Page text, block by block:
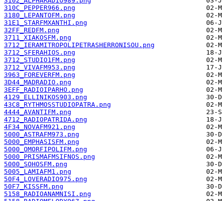
310C_PEPPER966.png
3180_LEPANTOFM.png
31E1_STARFMXANTHI.png
32FF_REDFM.png
3711_XIAKOSFM.png
3712_IERAMITROPOLIPETRASHERRONISOU.png
3712_SFERAHIOS.png
3712_STUDIO1FM.png
3712_VIVAFM953.png
3963_FOREVERFM.png
3D44_MADRADIO.png
3EFF_RADIOIPARHO.png
4129_ELLINIKOS903.png
43C8_RYTHMOSSTUDIOPATRA.png
4444_AVANTIFM.png
4712_RADIOPATRIDA.png
4F34_NOVAFM921.png
5000_ASTRAFM973.png
5000_EMPHASISFM.png
5000_OMORFIPOLIFM.png
5000_PRISMAFMSIFNOS.png
5000_SOHOSFM.png
5005_LAMIAFM1.png
50F4_LOVERADIO975.png
50F7_KISSFM.png
5158_RADIOANAMNISI.png